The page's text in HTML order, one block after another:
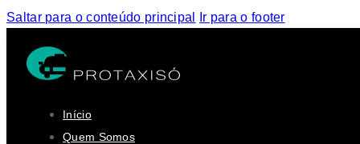
Saltar para o conteúdo principal Ir para o footer
Início
Quem Somos